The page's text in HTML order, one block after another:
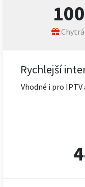
100
Chytrá
Rychlejší
Vhodné i pro